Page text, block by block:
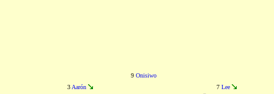
9 Onisiwo
3 Aarón 7 Lee